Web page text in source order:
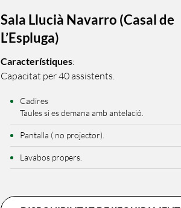
Sala Llucià Navarro (Casal de
L’Espluga)
Característiques:
Capacitat per 40 assistents.
Cadires
Taules si es demana amb antelació.
Pantalla ( no projector).
Lavabos propers.